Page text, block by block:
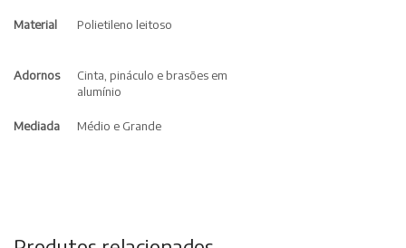
Material Polietileno leitoso
Adornos
Cinta, pináculo e brasões em
alumínio
Mediada Médio e Grande